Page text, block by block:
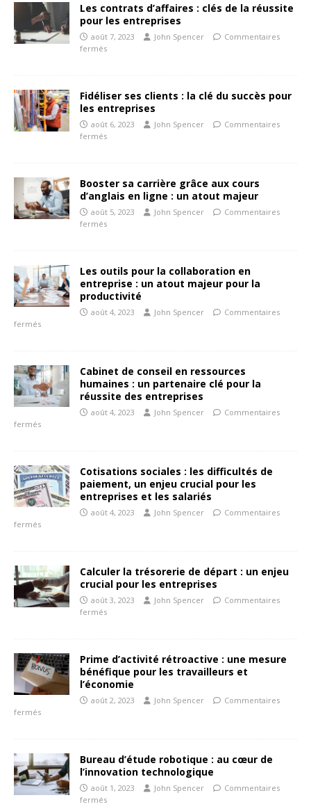
Les contrats d’affaires : clés de la réussite
pour les entreprises
août 7, 2023 John Spencer
Commentaires
fermés
Fidéliser ses clients : la clé du succès pour
les entreprises
août 6, 2023 John Spencer
Commentaires
fermés
Booster sa carrière grâce aux cours
d’anglais en ligne : un atout majeur
août 5, 2023 John Spencer
Commentaires
fermés
Les outils pour la collaboration en
entreprise : un atout majeur pour la
productivité
août 4, 2023 John Spencer
Commentaires
fermés
Cabinet de conseil en ressources
humaines : un partenaire clé pour la
réussite des entreprises
août 4, 2023 John Spencer
Commentaires
fermés
Cotisations sociales : les difficultés de
paiement, un enjeu crucial pour les
entreprises et les salariés
août 4, 2023 John Spencer
Commentaires
fermés
Calculer la trésorerie de départ : un enjeu
crucial pour les entreprises
août 3, 2023 John Spencer
Commentaires
fermés
Prime d’activité rétroactive : une mesure
bénéfique pour les travailleurs et
l’économie
août 2, 2023 John Spencer
Commentaires
fermés
Bureau d’étude robotique : au cœur de
l’innovation technologique
août 1, 2023 John Spencer
Commentaires
fermés